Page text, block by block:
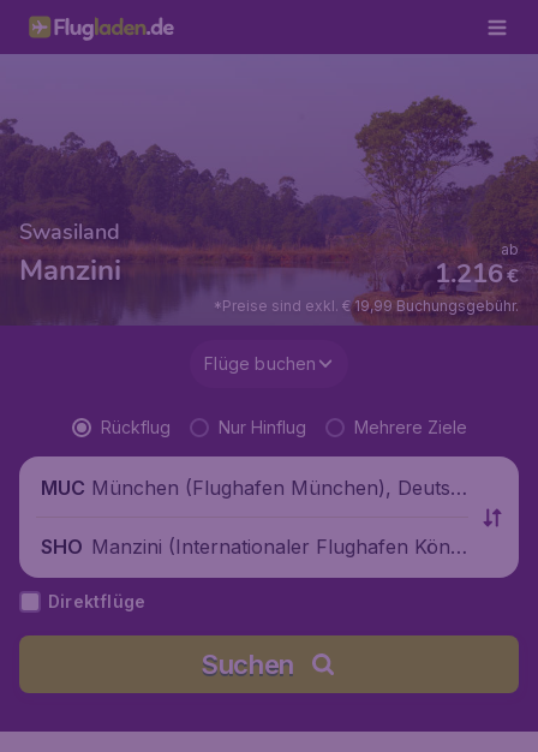
Swasiland
Manzini €
1.216
ab
*Preise sind exkl. € 19,99 Buchungsgebühr.
Flüge buchen
Rückflug Nur Hinflug Mehrere Ziele
MUC München (Flughafen München), Deutsc
SHO Manzini (Internationaler Flughafen König
Mswati III.), Eswatini
Direktflüge
Suchen